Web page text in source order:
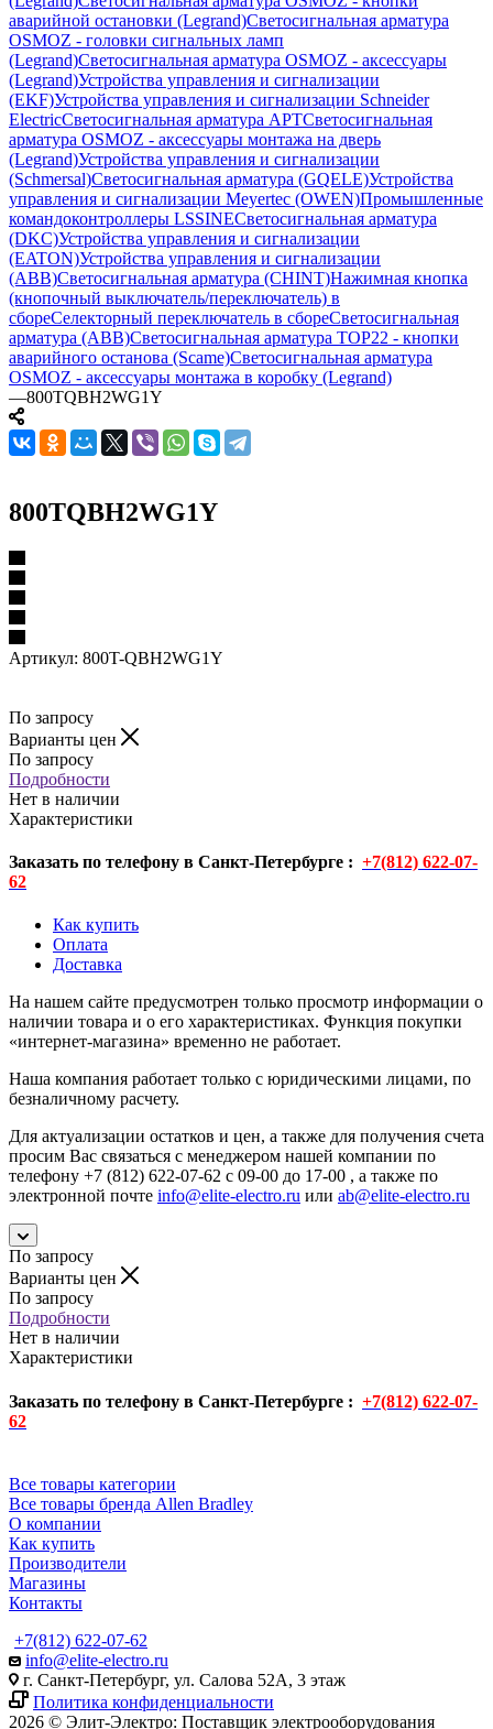
аварийной остановки (Legrand)Светосигнальная арматура
OSMOZ - головки сигнальных ламп
(Legrand)Светосигнальная арматура OSMOZ - аксессуары
(Legrand)Устройства управления и сигнализации
(EKF)Устройства управления и сигнализации Schneider
ElectricСветосигнальная арматура APTСветосигнальная
арматура OSMOZ - аксессуары монтажа на дверь
(Legrand)Устройства управления и сигнализации
(Schmersal)Светосигнальная арматура (GQELE)Устройства
управления и сигнализации Meyertec (OWEN)Промышленные
командоконтроллеры LSSINEСветосигнальная арматура
(DKC)Устройства управления и сигнализации
(EATON)Устройства управления и сигнализации
(ABB)Светосигнальная арматура (CHINT)Нажимная кнопка
(кнопочный выключатель/переключатель) в
сбореСелекторный переключатель в сбореСветосигнальная
арматура (ABB)Светосигнальная арматура TOP22 - кнопки
аварийного останова (Scame)Светосигнальная арматура
OSMOZ - аксессуары монтажа в коробку (Legrand)
—800TQBH2WG1Y
800TQBH2WG1Y
Артикул: 800T-QBH2WG1Y
По запросу
Варианты цен
По запросу
Подробности
Нет в наличии
Характеристики
Заказать по телефону в Санкт-Петербурге : +7(812) 622-07-
62
Как купить
Оплата
Доставка
На нашем сайте предусмотрен только просмотр информации о
наличии товара и о его характеристиках. Функция покупки
«интернет-магазина» временно не работает.
Наша компания работает только с юридическими лицами, по
безналичному расчету.
Для актуализации остатков и цен, а также для получения счета
просим Вас связаться с менеджером нашей компании по
телефону +7 (812) 622-07-62 с 09-00 до 17-00 , а также по
электронной почте info@elite-electro.ru или ab@elite-electro.ru
По запросу
Варианты цен
По запросу
Подробности
Нет в наличии
Характеристики
Заказать по телефону в Санкт-Петербурге : +7(812) 622-07-
62
Все товары категории
Все товары бренда Allen Bradley
О компании
Как купить
Производители
Магазины
Контакты
+7(812) 622-07-62
info@elite-electro.ru
г. Санкт-Петербург, ул. Салова 52А, 3 этаж
Политика конфиденциальности
2026 © Элит-Электро: Поставщик электрооборудования